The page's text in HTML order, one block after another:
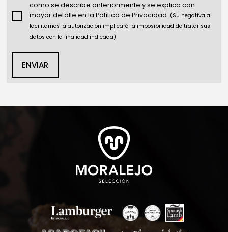
como se describe anteriormente y se explica con
mayor detalle en laPolítica de Privacidad. (Su negativa a
facilitarnos la autorización implicará la imposibilidad de tratar sus
datos con la finalidad indicada)
ENVIAR